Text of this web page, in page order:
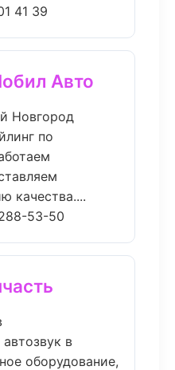
41 39
Авто
Новгород
по
качества....
53-50
в
оборудование,